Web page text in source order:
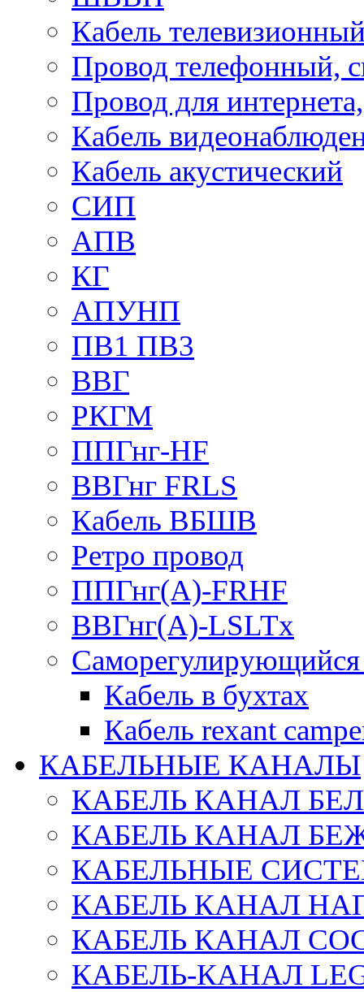
Кабель
Провод телефонный,
Провод для
Кабель
Кабель акустический
СИП
АПВ
КГ
АПУНП
ПВ1 ПВ3
ВВГ
РКГМ
ППГнг-HF
ВВГнг FRLS
Кабель ВБШВ
Ретро провод
ППГнг(А)-FRHF
ВВГнг(А)-LSLTx
Саморегулирующийся
Кабель в бухтах
Кабель rexant
КАБЕЛЬНЫЕ КАНАЛЫ
КАБЕЛЬ КАНАЛ
КАБЕЛЬ КАНАЛ
КАБЕЛЬНЫЕ
КАБЕЛЬ КАНАЛ
КАБЕЛЬ КАНАЛ
КАБЕЛЬ-КАНАЛ